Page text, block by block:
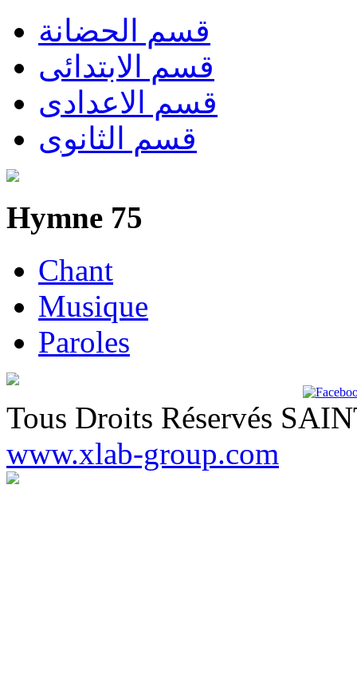
قسم الحضانة
قسم الابتدائى
قسم الاعدادى
قسم الثانوى
Hymne 75
Chant
Musique
Paroles
Tous Droits Réservés
www.xlab-group.com